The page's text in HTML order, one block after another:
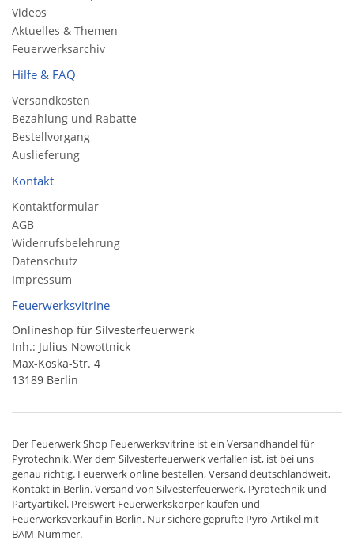
Videos
Aktuelles & Themen
Feuerwerksarchiv
Hilfe & FAQ
Versandkosten
Bezahlung und Rabatte
Bestellvorgang
Auslieferung
Kontakt
Kontaktformular
AGB
Widerrufsbelehrung
Datenschutz
Impressum
Feuerwerksvitrine
Onlineshop für Silvesterfeuerwerk
Inh.: Julius Nowottnick
Max-Koska-Str. 4
13189 Berlin
Der Feuerwerk Shop Feuerwerksvitrine ist ein Versandhandelfür
Pyrotechnik. Wer dem Silvesterfeuerwerk verfallen ist, ist bei uns
genau richtig. Feuerwerk online bestellen,Versand deutschlandweit,
Kontakt in Berlin. Versand von Silvesterfeuerwerk, Pyrotechnik und
Partyartikel. Preiswert Feuerwerkskörper kaufen und
Feuerwerksverkauf in Berlin. Nur sichere geprüfte Pyro-Artikel mit
BAM-Nummer.